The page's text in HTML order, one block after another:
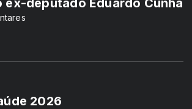
2026